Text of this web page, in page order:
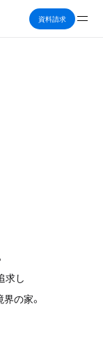
資料請求
求し
の家。